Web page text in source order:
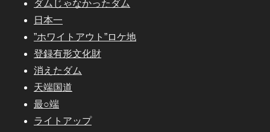
ダムじゃなかったダム
日本一
”ホワイトアウト”ロケ地
登録有形文化財
消えたダム
天端国道
最○端
ライトアップ